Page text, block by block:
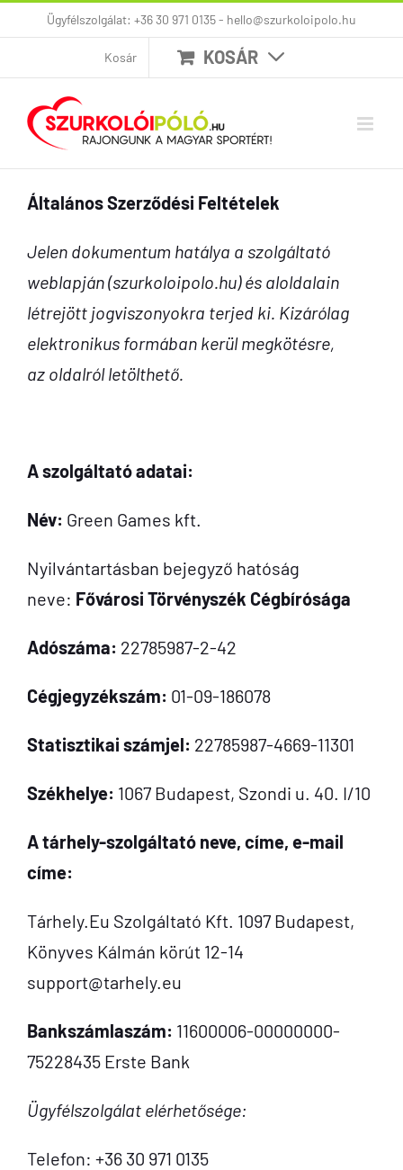
KihagyásÜgyfélszolgálat: +36 30 971 0135 - hello@szurkoloipolo.hu
Kosár KOSÁR
Általános Szerződési Feltételek
Jelen dokumentum hatálya a szolgáltató
weblapján (szurkoloipolo.hu) és aloldalain
létrejött jogviszonyokra terjed ki. Kizárólag
elektronikus formában kerül megkötésre,
az oldalról letölthető.
A szolgáltató adatai:
Név: Green Games kft.
Nyilvántartásban bejegyző hatóság
neve: Fővárosi Törvényszék Cégbírósága
Adószáma: 22785987-2-42
Cégjegyzékszám: 01-09-186078
Statisztikai számjel: 22785987-4669-11301
Székhelye: 1067 Budapest, Szondi u. 40. I/10
A tárhely-szolgáltató neve, címe, e-mail
címe:
Tárhely.Eu Szolgáltató Kft. 1097 Budapest,
Könyves Kálmán körút 12-14
support@tarhely.eu
Bankszámlaszám: 11600006-00000000-
75228435 Erste Bank
Ügyfélszolgálat elérhetősége:
Telefon: +36 30 971 0135